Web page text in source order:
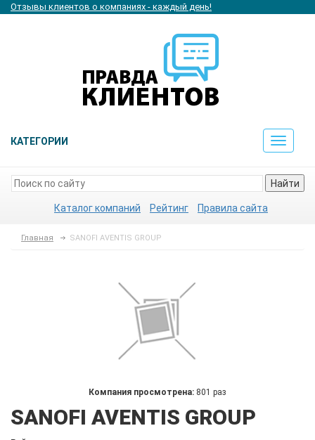
Отзывы клиентов о компаниях - каждый день!
КАТЕГОРИИ
Toggle
Найти
Каталог компаний Рейтинг Правила сайта
Главная SANOFI AVENTIS GROUP
Компания просмотрена: 801 раз
SANOFI AVENTIS GROUP